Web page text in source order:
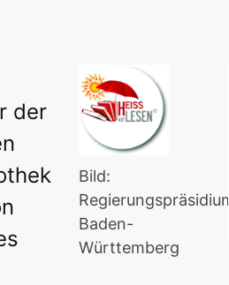
Bild:
Regierungspräsidium
Baden-
Württemberg
der